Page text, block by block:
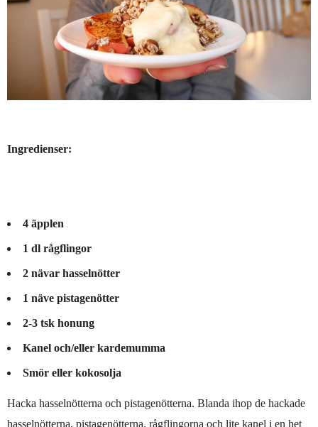
Ingredienser:
4 äpplen
1 dl rågflingor
2 nävar hasselnötter
1 näve pistagenötter
2-3 tsk honung
Kanel och/eller kardemumma
Smör eller kokosolja
Hacka hasselnötterna och pistagenötterna. Blanda ihop de hackade
hasselnötterna, pistagenötterna, rågflingorna och lite kanel i en het